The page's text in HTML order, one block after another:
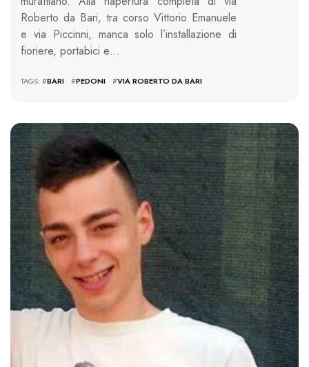
Roberto da Bari, tra corso Vittorio Emanuele
e via Piccinni, manca solo l’installazione di
fioriere, portabici e…
TAGS: #BARI #PEDONI #VIA ROBERTO DA BARI
6476 VIEWS